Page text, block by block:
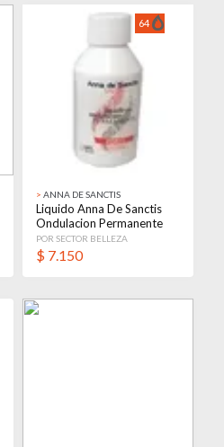
64
> ANNA DE SANCTIS
Liquido Anna De Sanctis
Ondulacion Permanente
Pelo 125 Ml Forte
POR SECTOR BELLEZA
$ 7.150